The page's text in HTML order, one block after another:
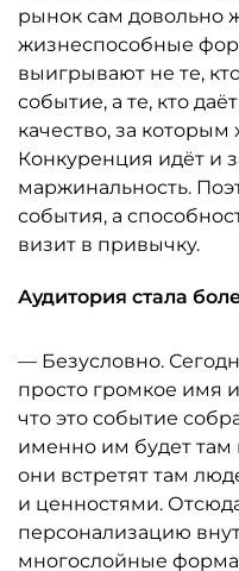
рынок сам довольно
жизнеспособные
выигрывают не те,
событие, а те, кто
качество, за которым
Конкуренция идёт и
маржинальность.
события, а
визит в привычку.
Аудитория стала
— Безусловно.
просто громкое имя
что это событие
именно им будет
они встретят там
и ценностями.
персонализацию
многослойные